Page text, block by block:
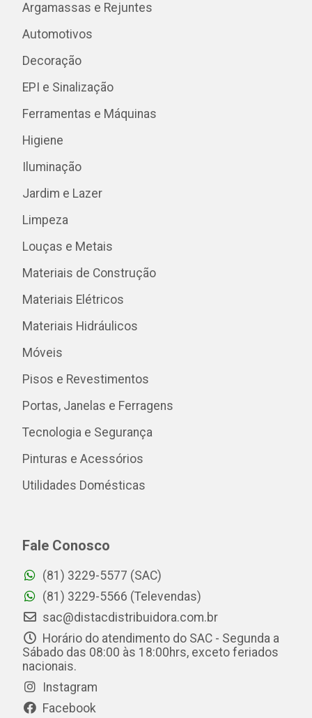
Argamassas e Rejuntes
Automotivos
Decoração
EPI e Sinalização
Ferramentas e Máquinas
Higiene
Iluminação
Jardim e Lazer
Limpeza
Louças e Metais
Materiais de Construção
Materiais Elétricos
Materiais Hidráulicos
Móveis
Pisos e Revestimentos
Portas, Janelas e Ferragens
Tecnologia e Segurança
Pinturas e Acessórios
Utilidades Domésticas
Fale Conosco
(81) 3229-5577 (SAC)
(81) 3229-5566 (Televendas)
sac@distacdistribuidora.com.br
Horário do atendimento do SAC - Segunda a
Sábado das 08:00 às 18:00hrs, exceto feriados
nacionais.
Instagram
Facebook